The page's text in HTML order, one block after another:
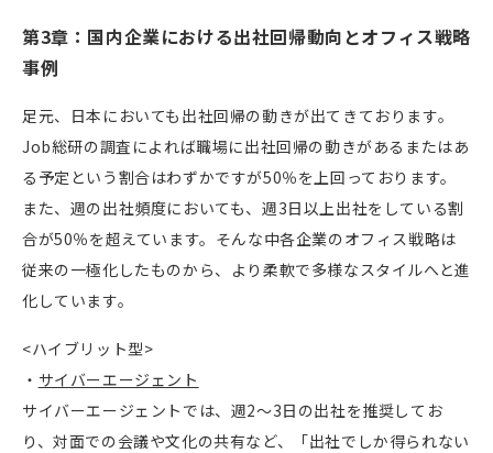
第3章：国内企業における出社回帰動向とオフィス戦略
事例
足元、日本においても出社回帰の動きが出てきております。
Job総研の調査によれば職場に出社回帰の動きがあるまたはあ
る予定という割合はわずかですが50％を上回っております。
また、週の出社頻度においても、週3日以上出社をしている割
合が50％を超えています。そんな中各企業のオフィス戦略は
従来の一極化したものから、より柔軟で多様なスタイルへと進
化しています。
<ハイブリット型>
・ サイバーエージェント
サイバーエージェントでは、週2〜3日の出社を推奨してお
り、対面での会議や文化の共有など、「出社でしか得られない